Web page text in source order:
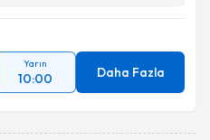
Yarın
10:00 Daha Fazla